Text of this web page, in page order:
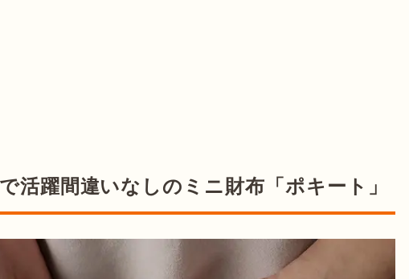
活躍間違いなしのミニ財布「ポキート」